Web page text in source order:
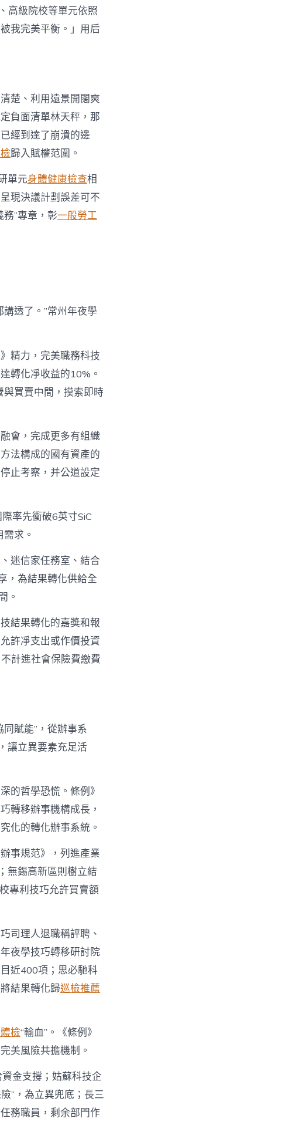
高級院校等單元依照
我完美平衡。」用后
楚、利用遠景開闊爽
負面清單林天秤，那
經到達了崩潰的邊
歸入賦權范圍。
單元身體健康檢查相
現決議計劃誤差可不
”專章，彰一般勞工
透了。”常州年夜學
精力，完美職務科技
轉化凈收益的10%。
買賣中間，摸索即時
會，完成更多有組織
法構成的國有資產的
止考察，并公道設定
率先衝破6英寸SiC
求。
迷信家任務室、結合
，為結果轉化供給全
。
結果轉化的嘉獎和報
許凈支出或作價投資
計進社會保險費繳費
賦能”，從辦事系
讓立異要素充足活
的哲學恐慌。條例》
轉移辦事機構成長，
化的轉化辦事系統。
事規范》，列進產業
無錫高新區則樹立結
專利技巧允許買賣額
司理人退職稱評聘、
夜學技巧轉移研討院
近400項；思必馳科
結果轉化歸巡檢推薦
檢“輸血”。《條例》
美風險共擔機制。
金支撐；姑蘇科技企
”，為立異兜底；長三
務職員，剩余部門作